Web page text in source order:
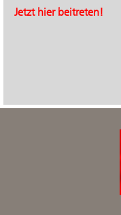
Jetzt hier beitreten!